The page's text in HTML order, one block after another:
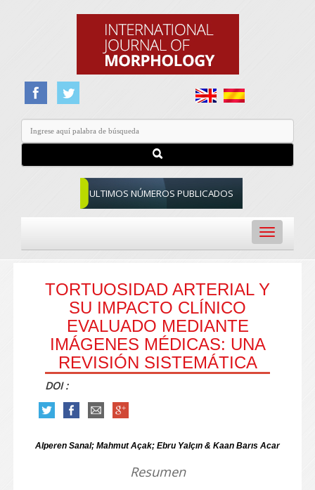
ULTIMOS NÚMEROS PUBLICADOS
Toggle
navigation
TORTUOSIDAD ARTERIAL Y
SU IMPACTO CLÍNICO
EVALUADO MEDIANTE
IMÁGENES MÉDICAS: UNA
REVISIÓN SISTEMÁTICA
DOI :
Alperen Sanal; Mahmut Açak; Ebru Yalçın & Kaan Barıs Acar
Resumen